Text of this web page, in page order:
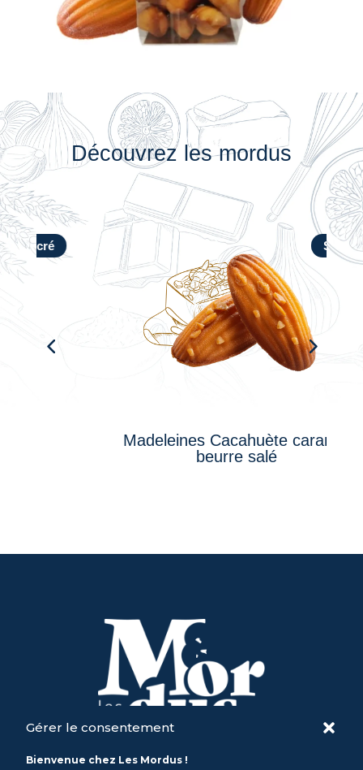
Gérer le consentement
Bienvenue chez Les Mordus !
Découvrez les mordus
Sucré
Madeleines Cacahuète caramel
beurre salé
SARL M Comme Madeleine